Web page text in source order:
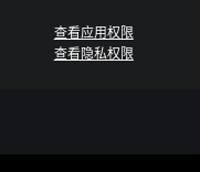
查看应用权限
查看隐私权限